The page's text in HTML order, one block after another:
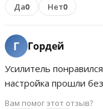
Да0 Нет0
Г Гордей
Усилитель
настройка прошли
Вам помог этот отзыв?